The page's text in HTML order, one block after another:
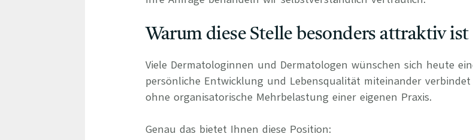
Warum diese Stelle besonders attraktiv ist
Viele Dermatologinnen und Dermatologen wünschen sich heute
persönliche Entwicklung und Lebensqualität miteinander
ohne organisatorische Mehrbelastung einer eigenen Praxis.
Genau das bietet Ihnen diese Position: